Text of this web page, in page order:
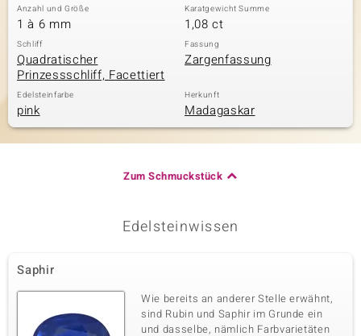
Anzahl und Größe
1 à 6 mm
Karatgewicht Summe
1,08 ct
Schliff
Quadratischer
Prinzessschliff, Facettiert
Fassung
Zargenfassung
Edelsteinfarbe
pink
Herkunft
Madagaskar
Zum Schmuckstück
Edelsteinwissen
Saphir
Wie bereits an anderer Stelle erwähnt,
sind Rubin und Saphir im Grunde ein
und dasselbe, nämlich Farbvarietäten